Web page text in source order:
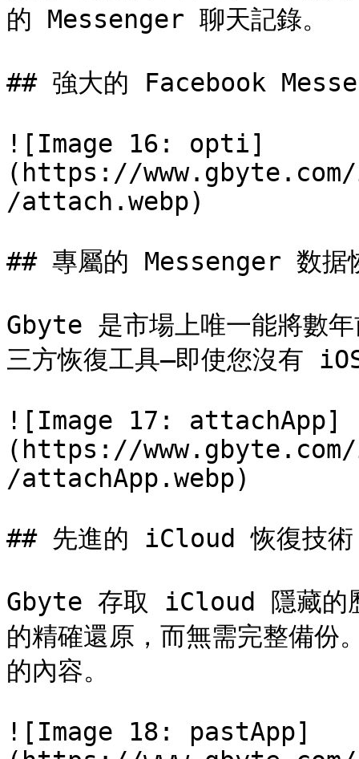
的 Messenger 聊天記錄。
## 強大的 Facebook
![Image 16: opti]
(https://
/attach.webp)
## 專屬的 Messenger 数据
Gbyte 是市場上唯一能將數
三方恢復工具—即使您沒有
![Image 17: attachApp]
(https://
/attachApp.webp)
## 先進的 iCloud 恢復技術
Gbyte 存取 iCloud 隱藏的
的精確還原，而無需完整備份
的內容。
![Image 18: pastApp]